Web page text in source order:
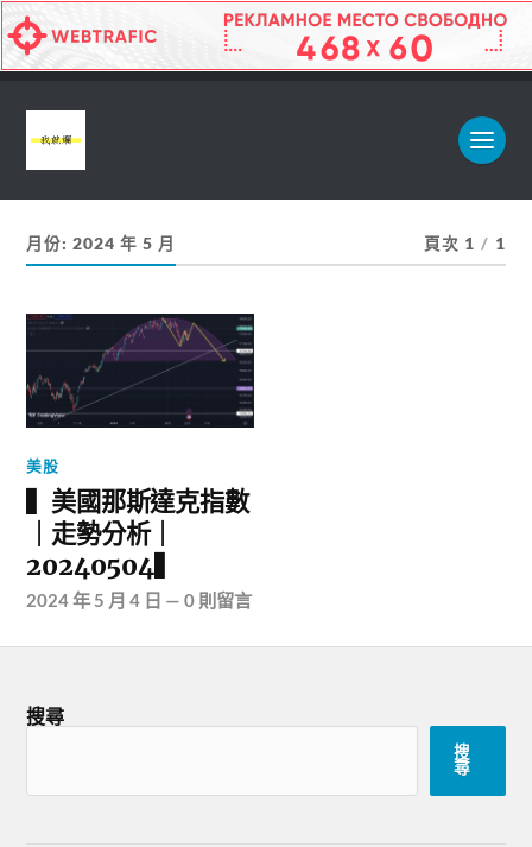
月份:2024 年 5 月 頁次 1 / 1
美股
▍美國那斯達克指數
｜走勢分析｜
20240504▍
2024 年 5 月 4 日 —0 則留言
搜尋
搜
尋